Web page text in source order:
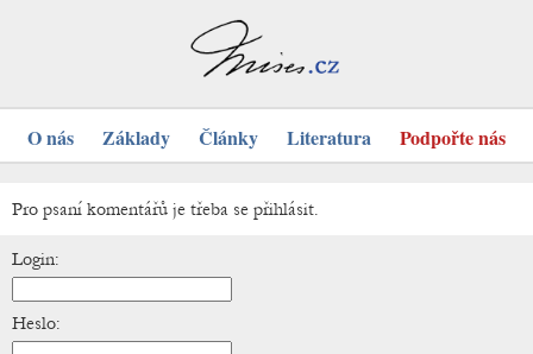
O nás Základy Články Literatura Podpořte nás
Pro psaní komentářů je třeba se přihlásit.
Login:
Heslo: